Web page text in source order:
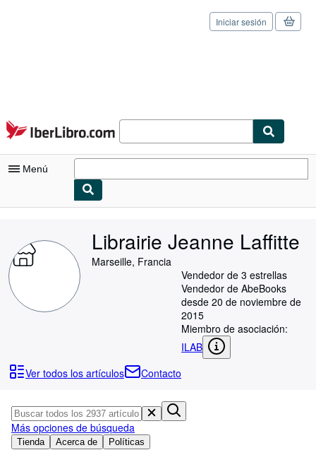
Pasar al contenido principal
IberLibro.com
Iniciar sesión
Menú
Consultar mis pedidos
Cerrar sesión
Búsqueda avanzada
Arte y coleccionismo
Comenzar a vender
Ayuda
Librairie Jeanne Laffitte
Marseille, Francia
Vendedor de 3 estrellas
Vendedor de AbeBooks
desde 20 de noviembre de
2015
Miembro de asociación:
ILAB
Ver todos los artículos
Contacto
Tienda Acerca de Políticas
Más opciones de búsqueda